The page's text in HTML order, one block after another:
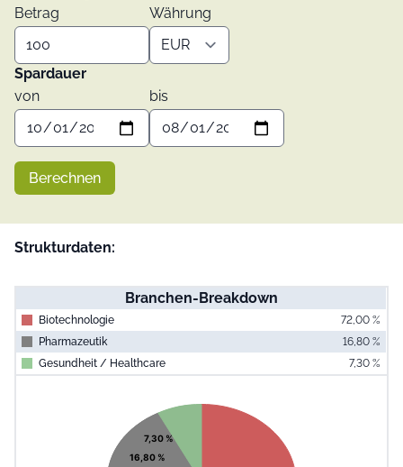
Betrag
Währung
Spardauer
von
bis
Berechnen
Strukturdaten:
Branchen-Breakdown
Biotechnologie
72,00 %
Pharmazeutik
16,80 %
Gesundheit / Healthcare
7,30 %
Pie chart with 3 slices.
View as data table, Chart
16,80 %
7,30 %